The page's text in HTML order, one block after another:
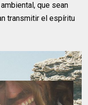
que sean
transmitir el espíritu